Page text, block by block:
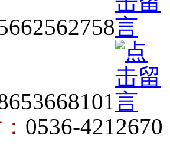
0536-4212670